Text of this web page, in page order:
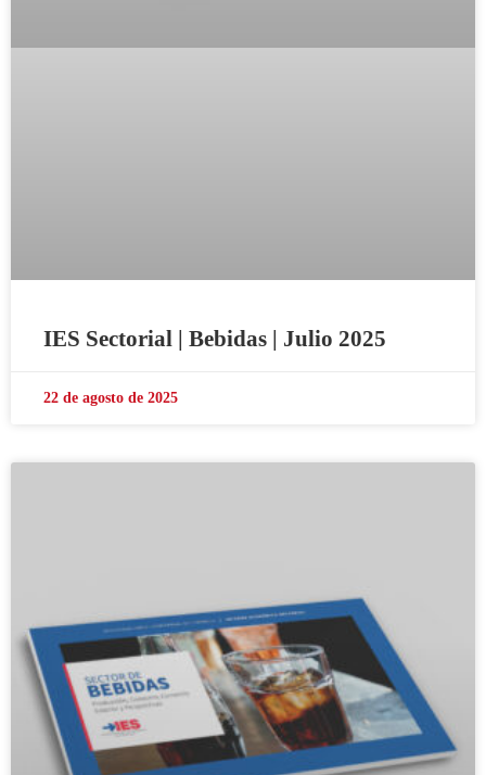
IES Sectorial | Bebidas | Julio 2025
22 de agosto de 2025